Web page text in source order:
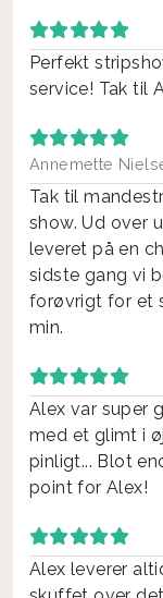
Perfekt
service! Tak til
Annemette
Tak til
show. Ud over
leveret på en
sidste gang vi
forøvrigt for et
min.
Alex var super
med et glimt i
pinligt... Blot
point for Alex!
Alex leverer